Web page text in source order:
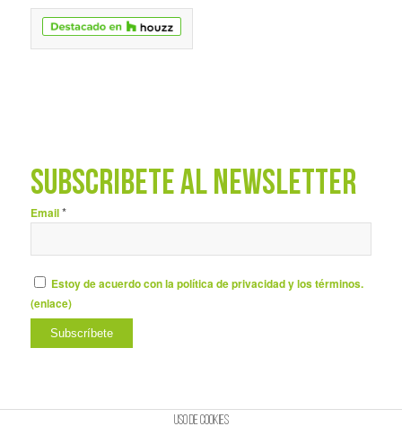
SUBSCRÍBETE AL NEWSLETTER
Email*
Estoy de acuerdo con la política de privacidad y los términos.
(enlace)
Uso de cookies